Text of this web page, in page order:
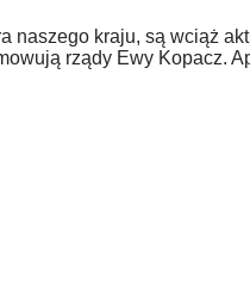
naszego kraju, są wciąż
rządy Ewy Kopacz.